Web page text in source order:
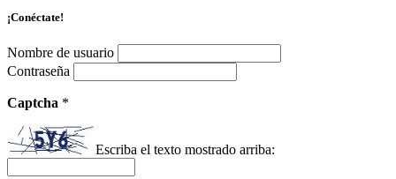
¡Conéctate!
Nombre de usuario
Contraseña
Captcha *
Escriba el texto mostrado arriba: